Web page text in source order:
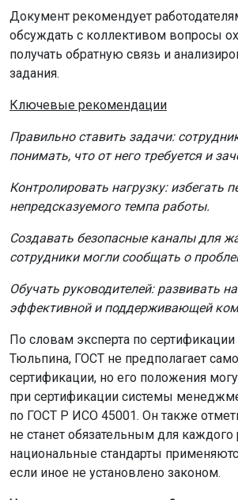
Контролировать нагрузку: избегать
непредсказуемого темпа работы.
Создавать безопасные каналы для
сотрудники могли сообщать о
Обучать руководителей: развивать
эффективной и поддерживающей
По словам эксперта по сертификации
Тюльпина, ГОСТ не предполагает
сертификации, но его положения
при сертификации системы
по ГОСТ Р ИСО 45001. Он также
национальные стандарты
если иное не установлено законом.
Что это значит на практике?
Как поясняют эксперты российского
новый ГОСТ не отменяет трудовые
запрещает руководителям
идёт о переходе от авторитарного
более человечному подходу, который
психологическое состояние